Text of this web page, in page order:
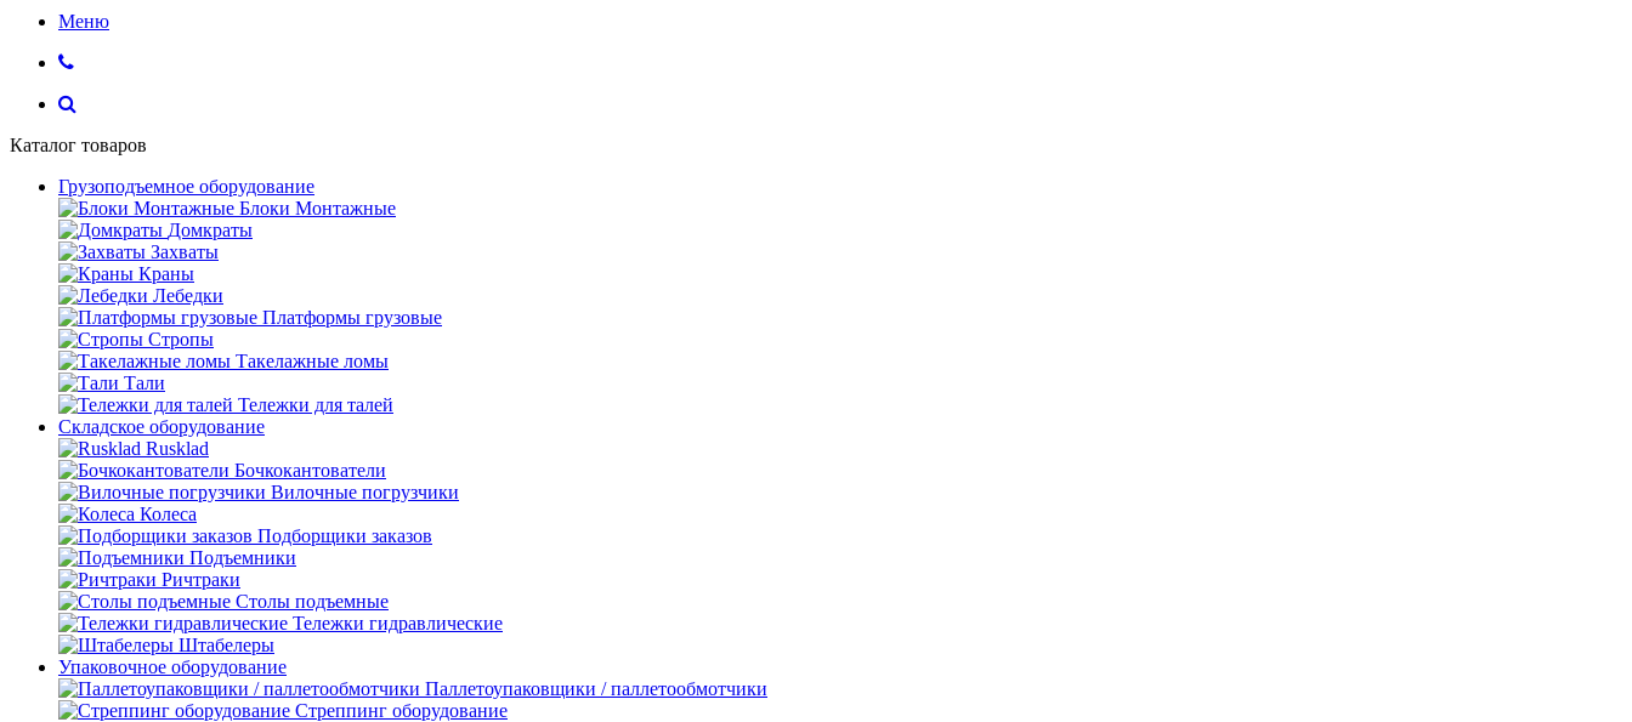
Меню
Каталог товаров
Грузоподъемное оборудование
Блоки Монтажные
Домкраты
Захваты
Краны
Лебедки
Платформы грузовые
Стропы
Такелажные ломы
Тали
Тележки для талей
Складское оборудование
Rusklad
Бочкокантователи
Вилочные погрузчики
Колеса
Подборщики заказов
Подъемники
Ричтраки
Столы подъемные
Тележки гидравлические
Штабелеры
Упаковочное оборудование
Паллетоупаковщики / паллетообмотчики
Стреппинг оборудование